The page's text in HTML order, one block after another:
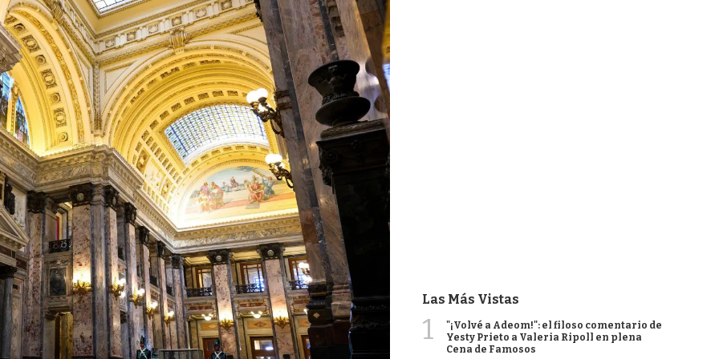
Las Más Vistas
1
"¡Volvé a Adeom!": el filoso comentario de
Yesty Prieto a Valeria Ripoll en plena
Cena de Famosos